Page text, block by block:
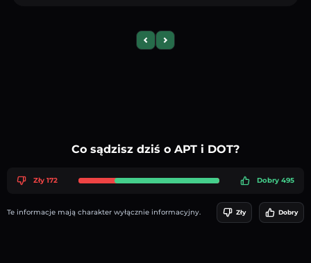
Previous slide
Next slide
Co sądzisz dziś o APT i DOT?
Zły 172 Dobry 495
Te informacje mają charakter wyłącznie informacyjny. Zły Dobry